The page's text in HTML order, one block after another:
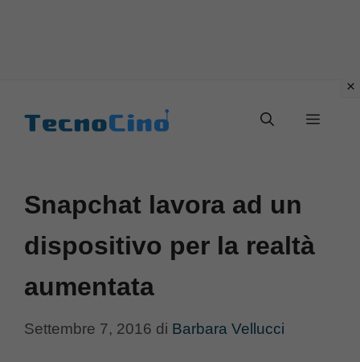
Menu
Snapchat lavora ad un
dispositivo per la realtà
aumentata
Settembre 7, 2016 di Barbara Vellucci